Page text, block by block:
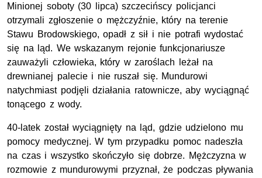
Minionej soboty (30 lipca) szczecińscy policjanci
otrzymali zgłoszenie o mężczyźnie, który na terenie
Stawu Brodowskiego, opadł z sił i nie potrafi wydostać
się na ląd. We wskazanym rejonie funkcjonariusze
zauważyli człowieka, który w zaroślach leżał na
drewnianej palecie i nie ruszał się. Mundurowi
natychmiast podjęli działania ratownicze, aby wyciągnąć
tonącego z wody.
40-latek został wyciągnięty na ląd, gdzie udzielono mu
pomocy medycznej. W tym przypadku pomoc nadeszła
na czas i wszystko skończyło się dobrze. Mężczyzna w
rozmowie z mundurowymi przyznał, że podczas pływania